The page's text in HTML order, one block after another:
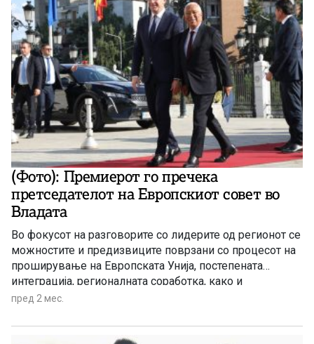
(Фото): Премиерот го пречека
претседателот на Европскиот совет во
Владата
Во фокусот на разговорите со лидерите од регионот се
можностите и предизвиците поврзани со процесот на
проширување на Европската Унија, постепената
интеграција, регионалната соработка, како и
прашањата за безбедноста и стабилноста.
пред 2 мес.